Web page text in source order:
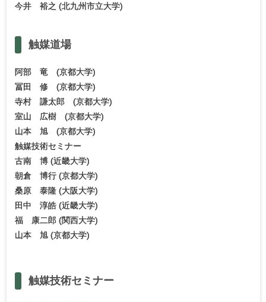
今井 裕之 (北九州市立大学)
触媒道場
阿部 竜 (京都大学)
冨田 修 (京都大学)
寺村 謙太郎 (京都大学)
室山 広樹 (京都大学)
山本 旭 (京都大学)
触媒技術セミナー
古南 博 (近畿大学)
朝倉 博行 (京都大学)
桑原 泰隆 (大阪大学)
田中 淳皓 (近畿大学)
福 康二郎 (関西大学)
山本 旭 (京都大学)
触媒技術セミナー